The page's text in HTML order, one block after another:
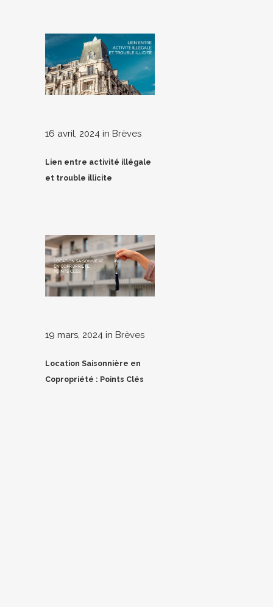
16 avril, 2024 in Brèves
Lien entre activité illégale
et trouble illicite
19 mars, 2024 in Brèves
Location Saisonnière en
Copropriété : Points Clés